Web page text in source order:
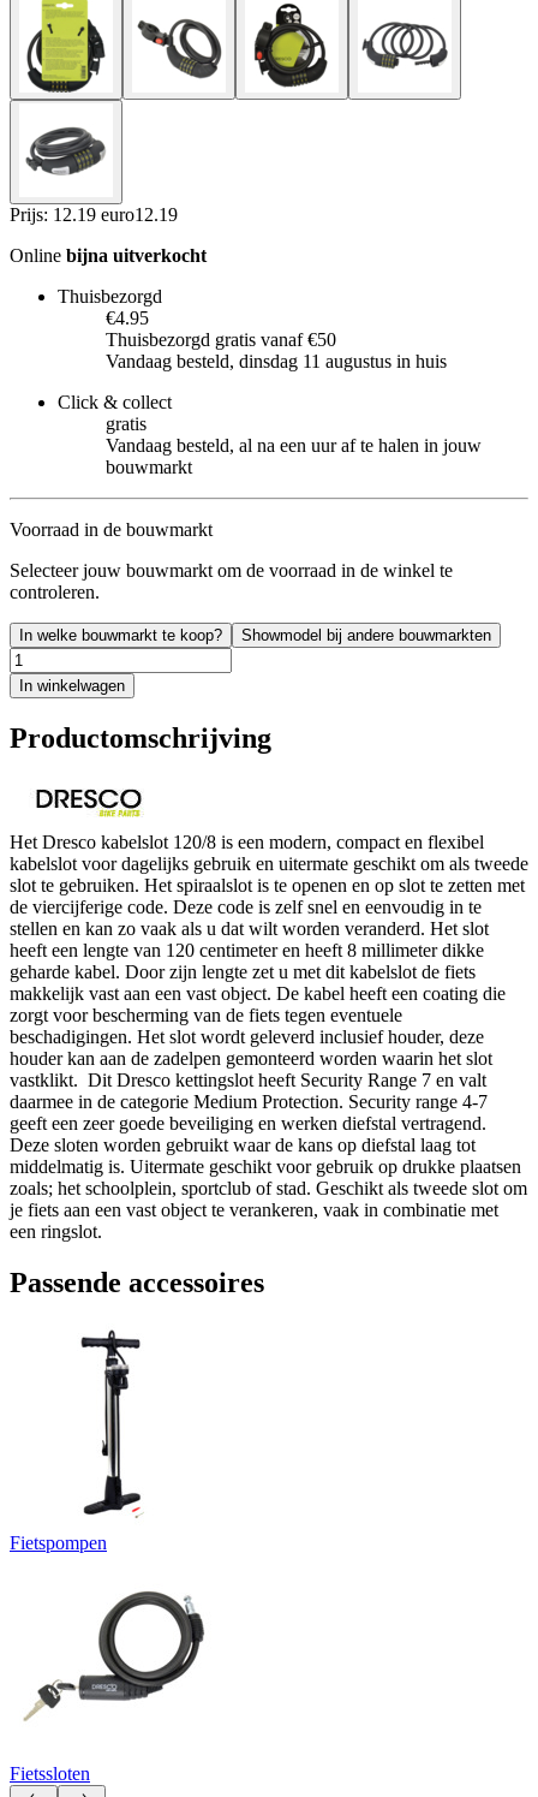
Prijs: 12.19 euro12.19
Online bijna uitverkocht
Thuisbezorgd
€4.95
Thuisbezorgd gratis vanaf €50
Vandaag besteld, dinsdag 11 augustus in huis
Click & collect
gratis
Vandaag besteld, al na een uur af te halen in jouw
bouwmarkt
Voorraad in de bouwmarkt
Selecteer jouw bouwmarkt om de voorraad in de winkel te
controleren.
In welke bouwmarkt te koop? Showmodel bij andere bouwmarkten
In winkelwagen
Productomschrijving
Het Dresco kabelslot 120/8 is een modern, compact en flexibel
kabelslot voor dagelijks gebruik en uitermate geschikt om als tweede
slot te gebruiken. Het spiraalslot is te openen en op slot te zetten met
de viercijferige code. Deze code is zelf snel en eenvoudig in te
stellen en kan zo vaak als u dat wilt worden veranderd. Het slot
heeft een lengte van 120 centimeter en heeft 8 millimeter dikke
geharde kabel. Door zijn lengte zet u met dit kabelslot de fiets
makkelijk vast aan een vast object. De kabel heeft een coating die
zorgt voor bescherming van de fiets tegen eventuele
beschadigingen. Het slot wordt geleverd inclusief houder, deze
houder kan aan de zadelpen gemonteerd worden waarin het slot
vastklikt. Dit Dresco kettingslot heeft Security Range 7 en valt
daarmee in de categorie Medium Protection. Security range 4-7
geeft een zeer goede beveiliging en werken diefstal vertragend.
Deze sloten worden gebruikt waar de kans op diefstal laag tot
middelmatig is. Uitermate geschikt voor gebruik op drukke plaatsen
zoals; het schoolplein, sportclub of stad. Geschikt als tweede slot om
je fiets aan een vast object te verankeren, vaak in combinatie met
een ringslot.
Passende accessoires
Fietspompen
Fietssloten